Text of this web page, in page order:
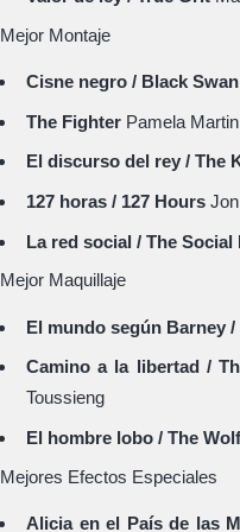
Mejor Montaje
Cisne negro / Black Swan
The Fighter Pamela Martin
El discurso del rey / The
127 horas / 127 Hours
La red social / The
Mejor Maquillaje
El mundo según Barney /
Camino a la libertad /
Toussieng
El hombre lobo / The
Mejores Efectos Especiales
Alicia en el País de las